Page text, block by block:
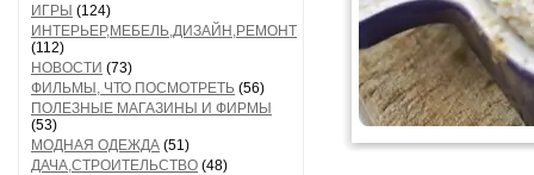
ИГРЫ (124)
ИНТЕРЬЕР,МЕБЕЛЬ,ДИЗАЙН,РЕМОНТ
(112)
НОВОСТИ (73)
ФИЛЬМЫ, ЧТО ПОСМОТРЕТЬ (56)
ПОЛЕЗНЫЕ МАГАЗИНЫ И ФИРМЫ
(53)
МОДНАЯ ОДЕЖДА (51)
ДАЧА,СТРОИТЕЛЬСТВО (48)